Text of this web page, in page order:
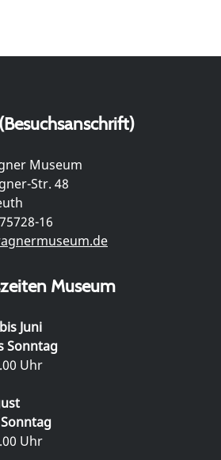
Museum
Str. 48
16
Museum
Juni
Sonntag
Uhr
Uhr